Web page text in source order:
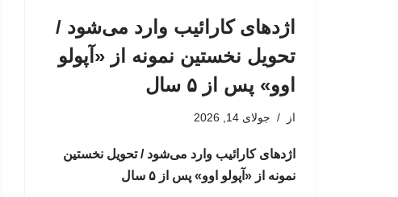
اژدهای کارائیب وارد می‌شود /
تحویل نخستین نمونه از «آپولو
اوو» پس از ۵ سال
از جولای 14, 2026
اژدهای کارائیب وارد می‌شود / تحویل نخستین
نمونه از «آپولو اوو» پس از ۵ سال